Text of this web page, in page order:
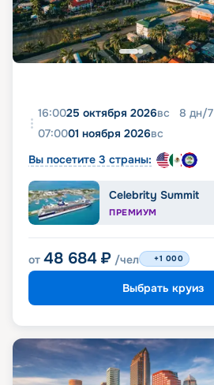
16:0025 октября 2026вс 8 дн/7
07:0001 ноября 2026вс
Вы посетите 3 страны:
Celebrity Summit
ПРЕМИУМ
от 48 684 ₽ /чел +1 000
Выбрать круиз